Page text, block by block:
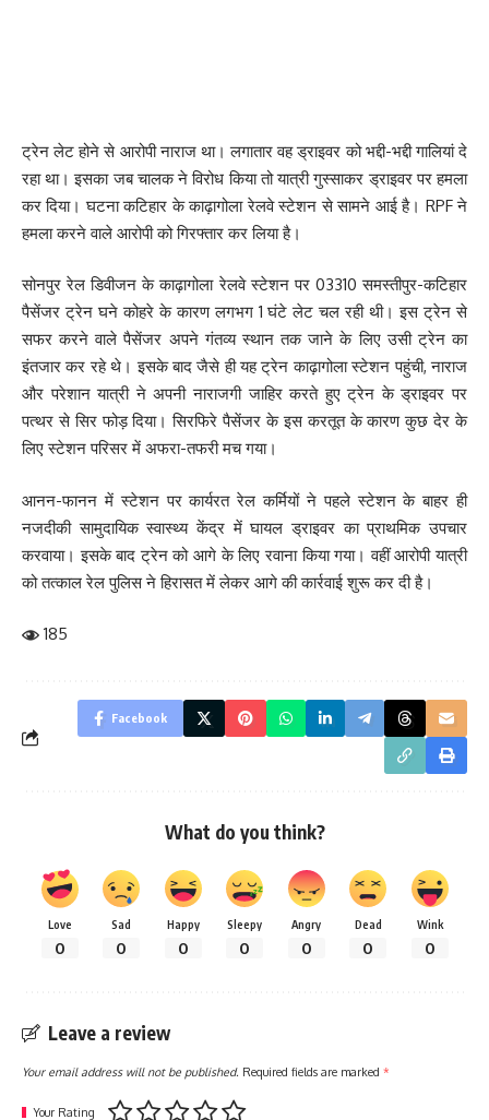
ट्रेन लेट होने से आरोपी नाराज था। लगातार वह ड्राइवर को भद्दी-भद्दी गालियां दे
रहा था। इसका जब चालक ने विरोध किया तो यात्री गुस्साकर ड्राइवर पर हमला
कर दिया। घटना कटिहार के काढ़ागोला रेलवे स्टेशन से सामने आई है। RPF ने
हमला करने वाले आरोपी को गिरफ्तार कर लिया है।
सोनपुर रेल डिवीजन के काढ़ागोला रेलवे स्टेशन पर 03310 समस्तीपुर-कटिहार
पैसेंजर ट्रेन घने कोहरे के कारण लगभग 1 घंटे लेट चल रही थी। इस ट्रेन से
सफर करने वाले पैसेंजर अपने गंतव्य स्थान तक जाने के लिए उसी ट्रेन का
इंतजार कर रहे थे। इसके बाद जैसे ही यह ट्रेन काढ़ागोला स्टेशन पहुंची, नाराज
और परेशान यात्री ने अपनी नाराजगी जाहिर करते हुए ट्रेन के ड्राइवर पर
पत्थर से सिर फोड़ दिया। सिरफिरे पैसेंजर के इस करतूत के कारण कुछ देर के
लिए स्टेशन परिसर में अफरा-तफरी मच गया।
आनन-फानन में स्टेशन पर कार्यरत रेल कर्मियों ने पहले स्टेशन के बाहर ही
नजदीकी सामुदायिक स्वास्थ्य केंद्र में घायल ड्राइवर का प्राथमिक उपचार
करवाया। इसके बाद ट्रेन को आगे के लिए रवाना किया गया। वहीं आरोपी यात्री
को तत्काल रेल पुलिस ने हिरासत में लेकर आगे की कार्रवाई शुरू कर दी है।
185
Facebook
What do you think?
Love
0
Sad
0
Happy
0
Sleepy
0
Angry
0
Dead
0
Wink
0
Leave a review
Your email address will not be published. Required fields are marked *
Your Rating